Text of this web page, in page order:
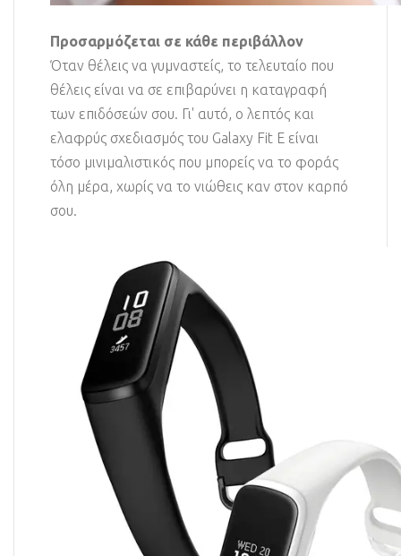
Προσαρμόζεται σε κάθε περιβάλλον
Όταν θέλεις να γυμναστείς, το τελευταίο που
θέλεις είναι να σε επιβαρύνει η καταγραφή
των επιδόσεών σου. Γι' αυτό, ο λεπτός και
ελαφρύς σχεδιασμός του Galaxy Fit E είναι
τόσο μινιμαλιστικός που μπορείς να το φοράς
όλη μέρα, χωρίς να το νιώθεις καν στον καρπό
σου.